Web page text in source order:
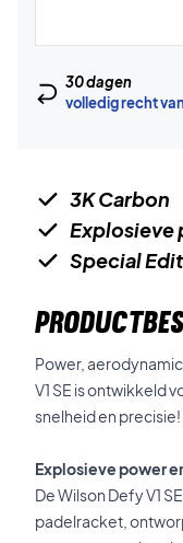
30 dagen
volledig recht
3K Carbon
Explosieve
Special
Power,
V1 SE is ontwikkeld
snelheid en precisie!
Explosieve power
De Wilson Defy V1
padelracket,